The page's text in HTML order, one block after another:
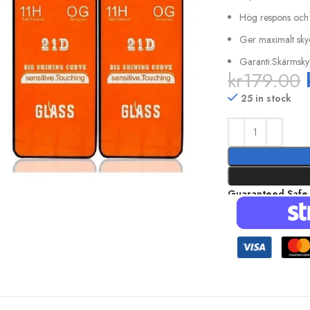
Hög respons
Ger maximalt
kr179.00
25 in stock
Guaranteed